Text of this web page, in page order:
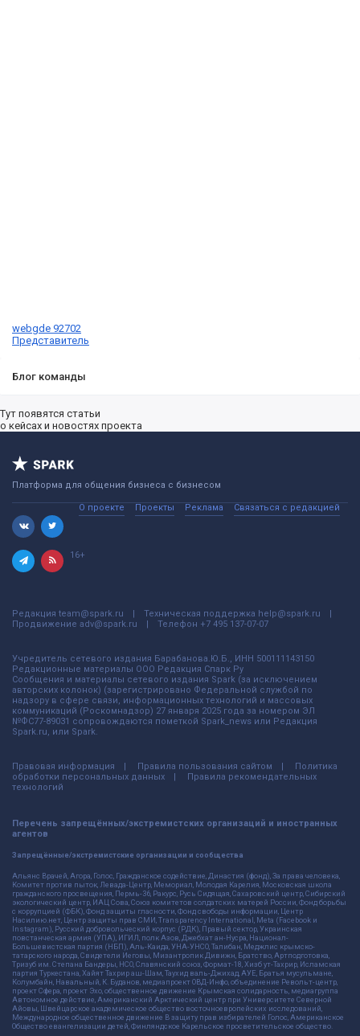
webgde 92702
Представитель
Блог команды
Тут появятся статьи
о кейсах и новостях проекта
Платформа для общения бизнеса с бизнесом
О проекте Проекты Реклама Связаться с редакцией
16+
Редакция team@spark.ru Техническая поддержка help@spark.ru
Продвижение adv@spark.ru Телефон +7 495 137-07-07
Учредитель сетевого издания Барабанова.Ю.Б., ИНН 500111143150
Редакционные материалы ООО Редакция Спарк Ру
Сообщения и материалы сетевого издания Spark (за исключением
авторских колонок) (зарегистрировано Федеральной службой по
надзору в сфере связи, информационных технологий и массовых
коммуникаций (Роскомнадзор) 27 января 2025 года за номером ЭЛ
№ФС77-89031 сопровождаются пометкой Spark_news или Редакция
Spark.ru, или Spark.
Правовая информация Правила пользования сайтом
Политика
обработки персональных данных
Правила рекомендательных
технологий
Перечень запрещённых/экстремистских организаций и иностранных
агентов
Запрещённые/экстремистские организации и сообщества
Альянс Врачей, Агора, Голос, Гражданское содействие, Династия (фонд), За права человека,
Комитет против пыток, Левада-Центр, Мемориал, Молодая Карелия, Московская школа
гражданского просвещения, Пермь-36, Ракурс, Русь Сидящая, Сахаровский центр, Сибирский
экологический центр, ИАЦ Сова, Союз комитетов солдатских матерей России, Фонд борьбы
с коррупцией (ФБК), Фонд защиты гласности, Фонд свободы информации, Центр
Насилию.нет, Центр защиты прав СМИ, Transparency International, Meta (Facebook и
Instagram), Русский добровольческий корпус (РДК), Правый сектор, Украинская
повстанческая армия (УПА), ИГИЛ, полк Азов, Джебхат ан-Нусра, Национал-
Большевистская партия (НБП), Аль-Каида, УНА-УНСО, Талибан, Меджлис крымско-
татарского народа, Свидетели Иеговы, Мизантропик Дивижн, Братство, Артподготовка,
Тризуб им. Степана Бандеры, НСО, Славянский союз, Формат-18, Хизб ут-Тахрир, Исламская
партия Туркестана, Хайят Тахрир аш-Шам, Таухид валь-Джихад, АУЕ, Братья мусульмане,
Колумбайн, Навальный, К. Буданов, медиапроект ОВД-Инфо, объединение Револьт-центр,
проект Сфера, проект Эхо, общественное движение Крымская солидарность, медиагруппа
Автономное действие, Американский Арктический центр при Университете Северной
Айовы, Швейцарское академическое общество восточноевропейских исследований,
Международное общественное движение В защиту прав избирателей Голос, Американское
Общество евангелизации детей, Финляндское Карельское просветительское общество.